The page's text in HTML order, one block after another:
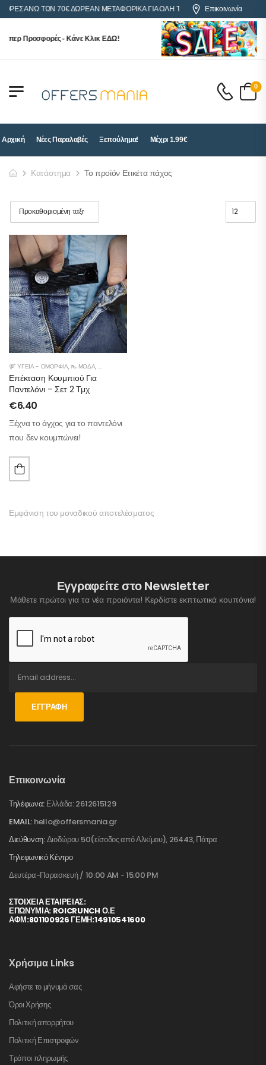
ΑΝΩ ΤΩΝ 70€ ΔΩΡΕΑΝ ΜΕΤΑΦΟΡΙΚΑ ΓΙΑ ΟΛΗ ΤΗΝ ΕΛΛΑΔΑΕπικοινωνία
Προσφορές - Κάνε Κλικ ΕΔΩ!
0
Αρχική Νέες Παραλαβές Ξεπούλημα! Μέχρι 1.99€
Κατάστημα Το προϊόν Ετικέτα πάχος
⚤ ΥΓΕΊΑ - ΟΜΟΡΦΙΆ,👠 ΜΌΔΑ, 🚗 ΑΥΤΟΚΊΝΗΤΟ
Επέκταση Κουμπιού Για
Παντελόνι – Σετ 2 Τμχ
€6.40
Ξέχνα το άγχος για το παντελόνι
που δεν κουμπώνει!
Εμφάνιση του μοναδικού αποτελέσματος
Εγγραφείτε στο Newsletter
Μάθετε πρώτοι για τα νέα προιόντα! Κερδίστε εκπτωτικά κουπόνια!
ΕΓΓΡΑΦΉ
Επικοινωνία
Τηλέφωνα: Ελλάδα: 2612615129
EMAIL: hello@offersmania.gr
Διεύθυνση:Διοδώρου 50(είσοδος από Αλκίμου), 26443, Πάτρα
Τηλεφωνικό Κέντρο
Δευτέρα-Παρασκευή / 10:00 AM - 15:00 PM
ΣΤΟΙΧΕΊΑ ΕΤΑΙΡΕΊΑΣ:
ΕΠΩΝΥΜΙΑ: ROICRUNCH Ο.Ε
ΑΦΜ:801100926 ΓΕΜΗ:14910541600
Χρήσιμα Links
Αφήστε το μήνυμά σας
Όροι Χρήσης
Πολιτική απορρήτου
Πολιτική Επιστροφών
Τρόποι πληρωμής